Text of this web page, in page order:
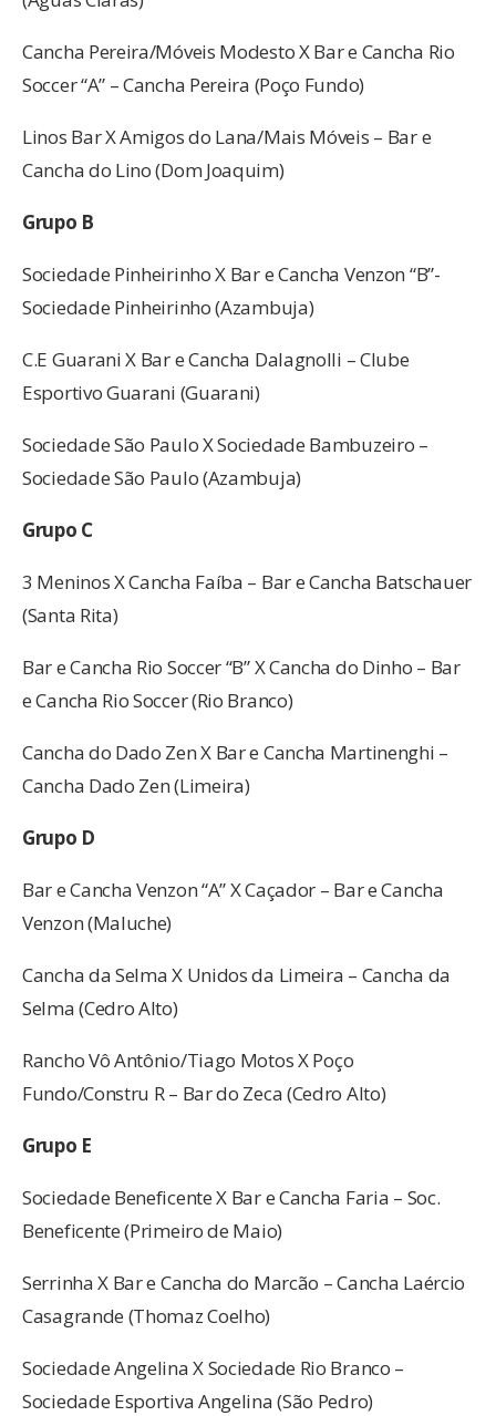
Cancha Pereira/Móveis Modesto X Bar e Cancha Rio
Soccer “A” – Cancha Pereira (Poço Fundo)
Linos Bar X Amigos do Lana/Mais Móveis – Bar e
Cancha do Lino (Dom Joaquim)
Grupo B
Sociedade Pinheirinho X Bar e Cancha Venzon “B”-
Sociedade Pinheirinho (Azambuja)
C.E Guarani X Bar e Cancha Dalagnolli – Clube
Esportivo Guarani (Guarani)
Sociedade São Paulo X Sociedade Bambuzeiro –
Sociedade São Paulo (Azambuja)
Grupo C
3 Meninos X Cancha Faíba – Bar e Cancha Batschauer
(Santa Rita)
Bar e Cancha Rio Soccer “B” X Cancha do Dinho – Bar
e Cancha Rio Soccer (Rio Branco)
Cancha do Dado Zen X Bar e Cancha Martinenghi –
Cancha Dado Zen (Limeira)
Grupo D
Bar e Cancha Venzon “A” X Caçador – Bar e Cancha
Venzon (Maluche)
Cancha da Selma X Unidos da Limeira – Cancha da
Selma (Cedro Alto)
Rancho Vô Antônio/Tiago Motos X Poço
Fundo/Constru R – Bar do Zeca (Cedro Alto)
Grupo E
Sociedade Beneficente X Bar e Cancha Faria – Soc.
Beneficente (Primeiro de Maio)
Serrinha X Bar e Cancha do Marcão – Cancha Laércio
Casagrande (Thomaz Coelho)
Sociedade Angelina X Sociedade Rio Branco –
Sociedade Esportiva Angelina (São Pedro)